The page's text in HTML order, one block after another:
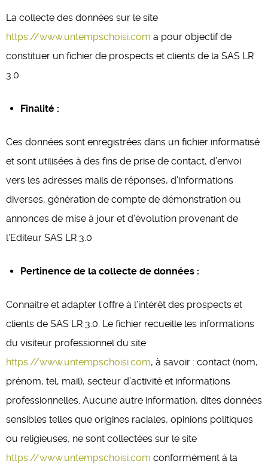
La collecte des données sur le site
https://www.untempschoisi.com a pour objectif de
constituer un fichier de prospects et clients de la SAS LR
3.0
Finalité :
Ces données sont enregistrées dans un fichier informatisé
et sont utilisées à des fins de prise de contact, d’envoi
vers les adresses mails de réponses, d’informations
diverses, génération de compte de démonstration ou
annonces de mise à jour et d’évolution provenant de
l’Editeur SAS LR 3.0
Pertinence de la collecte de données :
Connaitre et adapter l’offre à l’intérêt des prospects et
clients de SAS LR 3.0. Le fichier recueille les informations
du visiteur professionnel du site
https://www.untempschoisi.com, à savoir : contact (nom,
prénom, tel, mail), secteur d’activité et informations
professionnelles. Aucune autre information, dites données
sensibles telles que origines raciales, opinions politiques
ou religieuses, ne sont collectées sur le site
https://www.untempschoisi.com conformément à la